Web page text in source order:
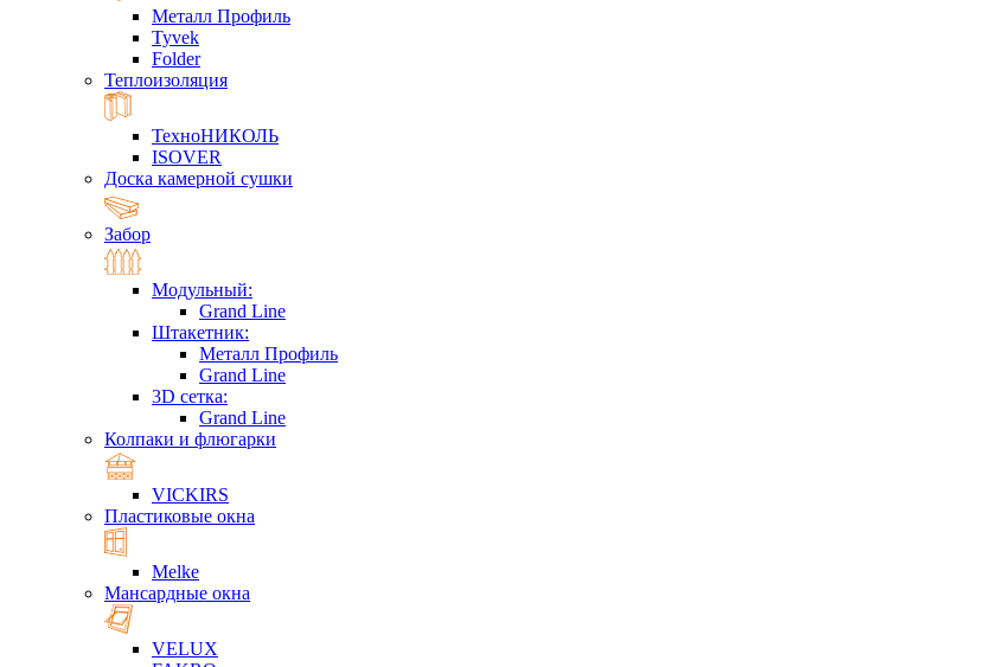
Металл Профиль
Tyvek
Folder
Теплоизоляция
ТехноНИКОЛЬ
ISOVER
Доска камерной сушки
Забор
Модульный:
Grand Line
Штакетник:
Металл Профиль
Grand Line
3D сетка:
Grand Line
Колпаки и флюгарки
VICKIRS
Пластиковые окна
Melke
Мансардные окна
VELUX